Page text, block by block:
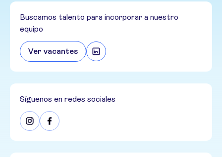
Buscamos talento para incorporar a nuestro
equipo
Ver vacantes
Síguenos en redes sociales